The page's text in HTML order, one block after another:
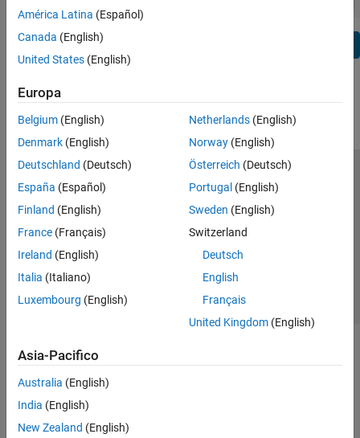
Event-Based Modeling
Real-Time Simulation and Testing
Parallel Computing
Reporting and Database Access
Application Deployment
Verification, Validation, and Test
Cloud Capabilities
Teaching and Learning
Applications
AI and Statistics
Mathematics and Optimization
Control Systems
Test and Measurement
RF and Mixed Signal
Filtro di testo: MATLAB Note della release
How useful was this information?
América Latina (Español)
Canada (English)
United States (English)
Europa
Belgium (English)
Denmark (English)
Deutschland (Deutsch)
España (Español)
Finland (English)
France (Français)
Ireland (English)
Italia (Italiano)
Luxembourg (English)
Netherlands(English)
Norway(English)
Österreich (Deutsch)
Portugal (English)
Sweden (English)
Switzerland
Deutsch
English
Français
United Kingdom(English)
Asia-Pacifico
Australia (English)
India (English)
New Zealand (English)